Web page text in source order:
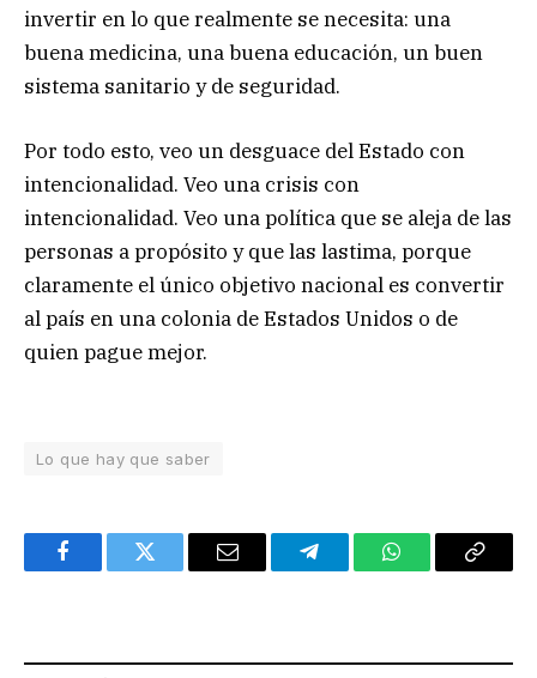
invertir en lo que realmente se necesita: una
buena medicina, una buena educación, un buen
sistema sanitario y de seguridad.
Por todo esto, veo un desguace del Estado con
intencionalidad. Veo una crisis con
intencionalidad. Veo una política que se aleja de las
personas a propósito y que las lastima, porque
claramente el único objetivo nacional es convertir
al país en una colonia de Estados Unidos o de
quien pague mejor.
Lo que hay que saber
FacebookTwitter Email TelegramWhatsAppCopy